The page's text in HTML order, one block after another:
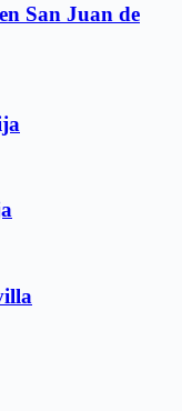
San Juan de